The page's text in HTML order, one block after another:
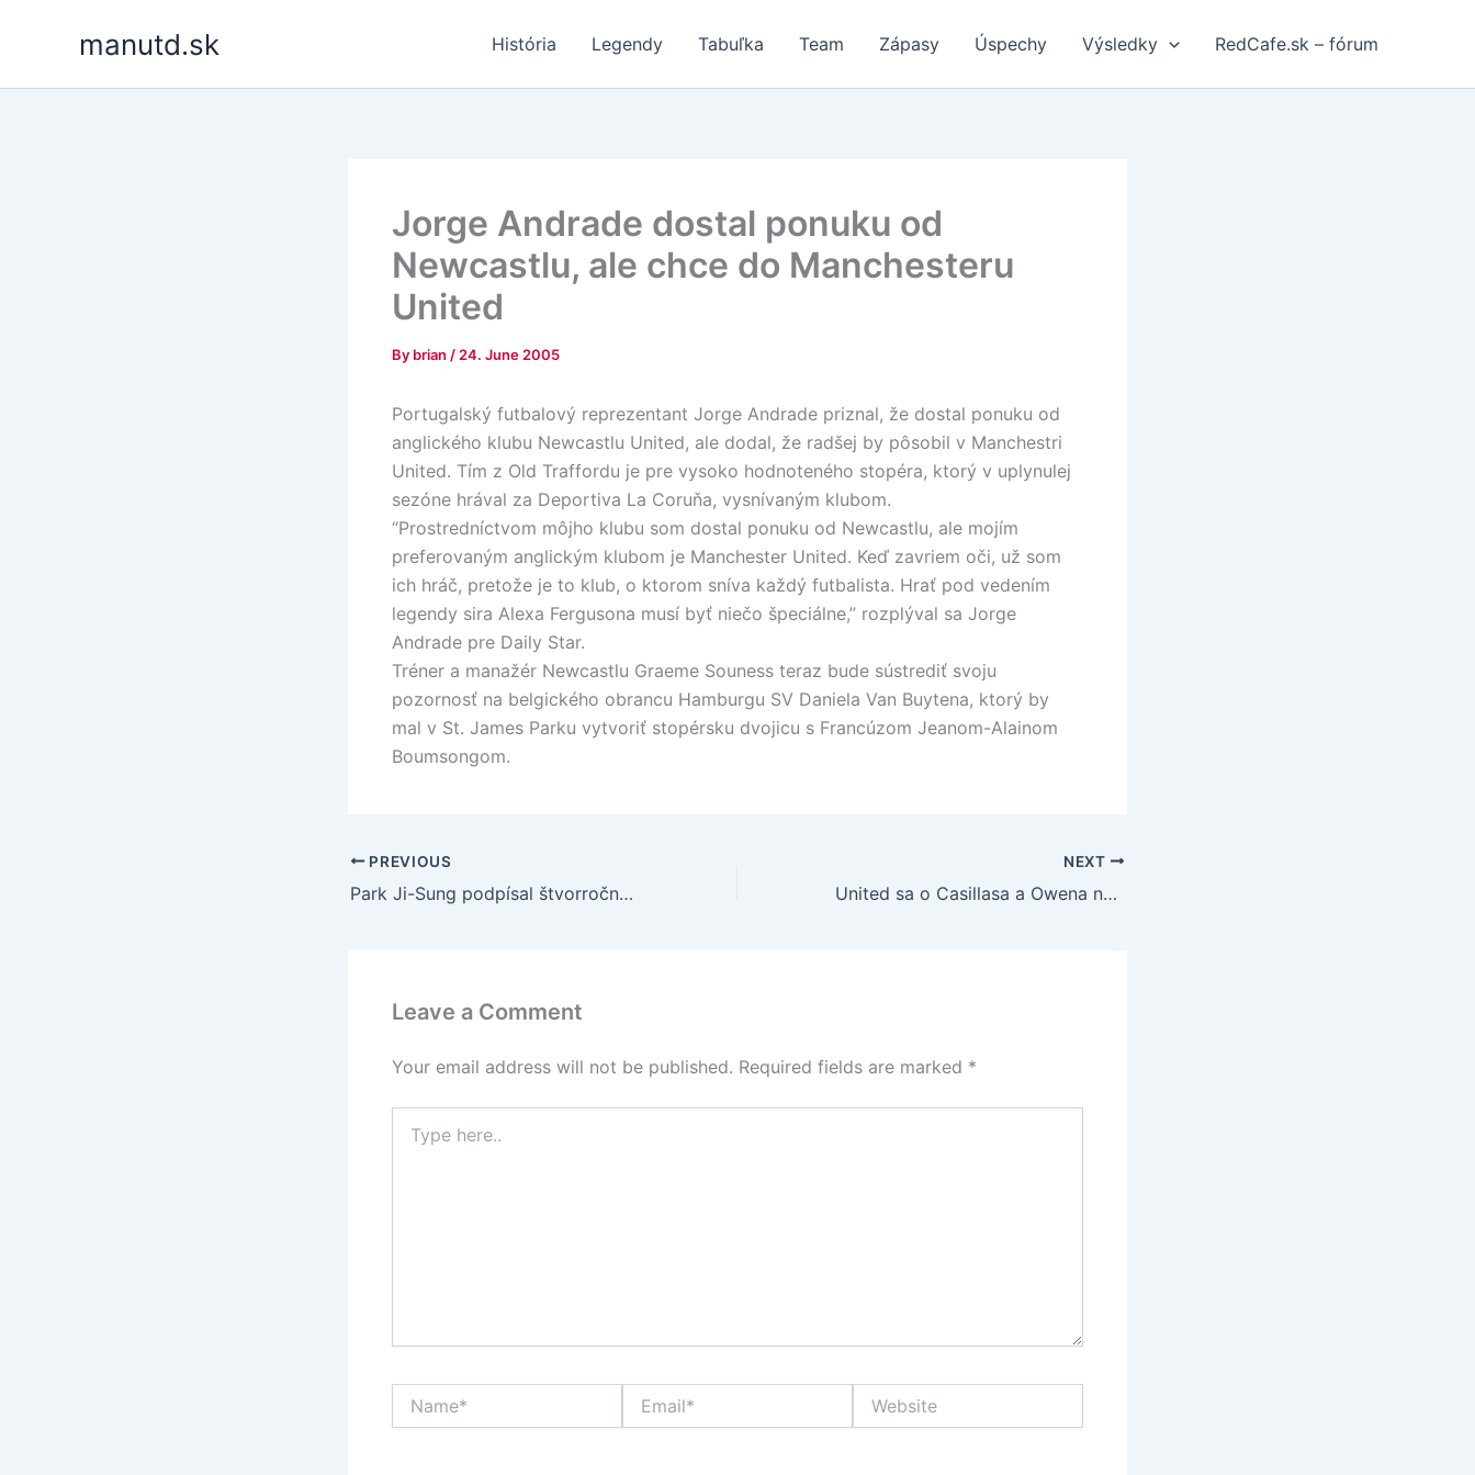
manutd.sk História Legendy Tabuľka Team Zápasy Úspechy Výsledky RedCafe.sk – fórum
Jorge Andrade dostal ponuku od
Newcastlu, ale chce do Manchesteru
United
By brian / 24. June 2005
Portugalský futbalový reprezentant Jorge Andrade priznal, že dostal ponuku od
anglického klubu Newcastlu United, ale dodal, že radšej by pôsobil v Manchestri
United. Tím z Old Traffordu je pre vysoko hodnoteného stopéra, ktorý v uplynulej
sezóne hrával za Deportiva La Coruňa, vysnívaným klubom.
“Prostredníctvom môjho klubu som dostal ponuku od Newcastlu, ale mojím
preferovaným anglickým klubom je Manchester United. Keď zavriem oči, už som
ich hráč, pretože je to klub, o ktorom sníva každý futbalista. Hrať pod vedením
legendy sira Alexa Fergusona musí byť niečo špeciálne,” rozplýval sa Jorge
Andrade pre Daily Star.
Tréner a manažér Newcastlu Graeme Souness teraz bude sústrediť svoju
pozornosť na belgického obrancu Hamburgu SV Daniela Van Buytena, ktorý by
mal v St. James Parku vytvoriť stopérsku dvojicu s Francúzom Jeanom-Alainom
Boumsongom.
PREVIOUS
Park Ji-Sung podpísal štvorročnú zmluvu s Manchestrom
NEXT
United sa o Casillasa a Owena nezaujíma
Leave a Comment
Your email address will not be published. Required fields are marked *
here..